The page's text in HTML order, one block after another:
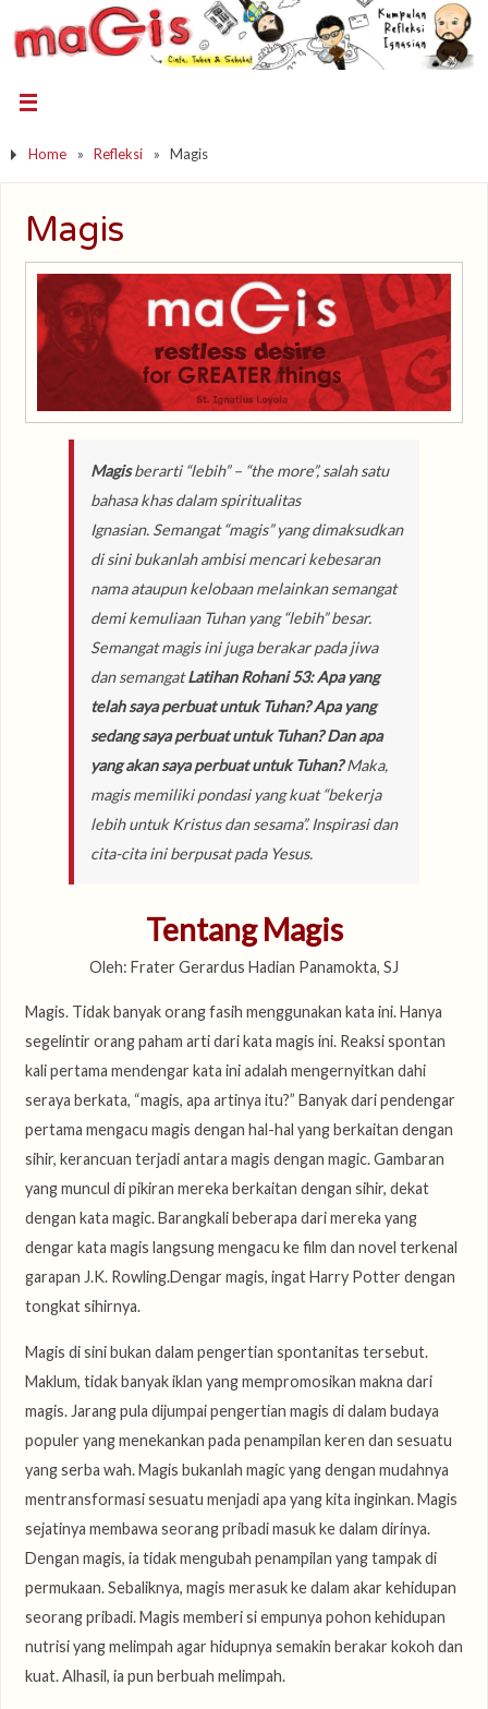
Home » Refleksi » Magis
Magis
Magisberarti “lebih” – “the more”, salah satu
bahasa khas dalam spiritualitas
Ignasian. Semangat “magis” yang dimaksudkan
di sini bukanlah ambisi mencari kebesaran
nama ataupun kelobaan melainkan semangat
demi kemuliaan Tuhan yang “lebih” besar.
Semangat magis ini juga berakar pada jiwa
dan semangatLatihan Rohani 53:Apa yang
telah saya perbuat untuk Tuhan? Apa yang
sedang saya perbuat untuk Tuhan? Dan apa
yang akan saya perbuat untuk Tuhan?Maka,
magis memiliki pondasi yang kuat “bekerja
lebih untuk Kristus dan sesama”. Inspirasi dan
cita-cita ini berpusat pada Yesus.
Tentang Magis
Oleh: Frater Gerardus Hadian Panamokta, SJ
Magis. Tidak banyak orang fasih menggunakan kata ini. Hanya
segelintir orang paham arti dari kata magis ini. Reaksi spontan
kali pertama mendengar kata ini adalah mengernyitkan dahi
seraya berkata, “magis, apa artinya itu?” Banyak dari pendengar
pertama mengacu magis dengan hal-hal yang berkaitan dengan
sihir, kerancuan terjadi antara magis dengan magic. Gambaran
yang muncul di pikiran mereka berkaitan dengan sihir, dekat
dengan kata magic. Barangkali beberapa dari mereka yang
dengar kata magis langsung mengacu ke film dan novel terkenal
garapan J.K. Rowling.Dengar magis, ingat Harry Potter dengan
tongkat sihirnya.
Magis di sini bukan dalam pengertian spontanitas tersebut.
Maklum, tidak banyak iklan yang mempromosikan makna dari
magis. Jarang pula dijumpai pengertian magis di dalam budaya
populer yang menekankan pada penampilan keren dan sesuatu
yang serba wah. Magis bukanlah magic yang dengan mudahnya
mentransformasi sesuatu menjadi apa yang kita inginkan. Magis
sejatinya membawa seorang pribadi masuk ke dalam dirinya.
Dengan magis, ia tidak mengubah penampilan yang tampak di
permukaan. Sebaliknya, magis merasuk ke dalam akar kehidupan
seorang pribadi. Magis memberi si empunya pohon kehidupan
nutrisi yang melimpah agar hidupnya semakin berakar kokoh dan
kuat. Alhasil, ia pun berbuah melimpah.